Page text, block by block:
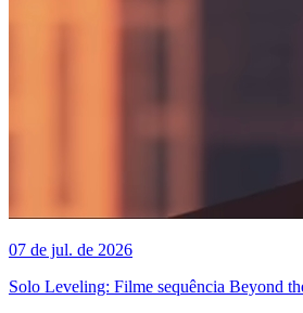
07 de jul. de 2026
Solo Leveling: Filme sequência Beyond